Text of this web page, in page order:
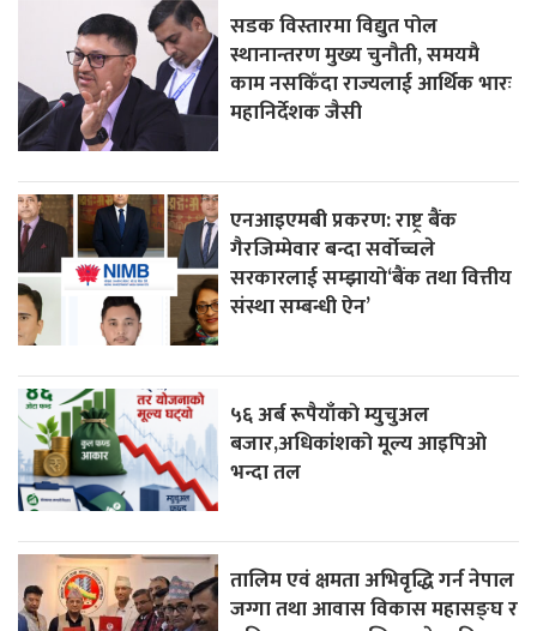
सडक विस्तारमा विद्युत पोल
स्थानान्तरण मुख्य चुनौती, समयमै
काम नसकिँदा राज्यलाई आर्थिक भारः
महानिर्देशक जैसी
एनआइएमबी प्रकरण: राष्ट्र बैंक
गैरजिम्मेवार बन्दा सर्वोच्चले
सरकारलाई सम्झायो‘बैंक तथा वित्तीय
संस्था सम्बन्धी ऐन’
५६ अर्ब रूपैयाँकाे म्युचुअल
बजार,अधिकांशको मूल्य आइपिओ
भन्दा तल
तालिम एवं क्षमता अभिवृद्धि गर्न नेपाल
जग्गा तथा आवास विकास महासङ्घ र